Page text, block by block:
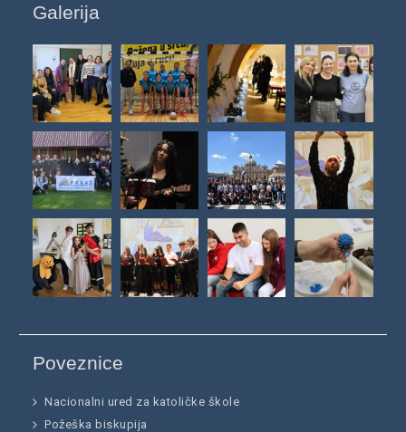
Galerija
Poveznice
Nacionalni ured za katoličke škole
Požeška biskupija